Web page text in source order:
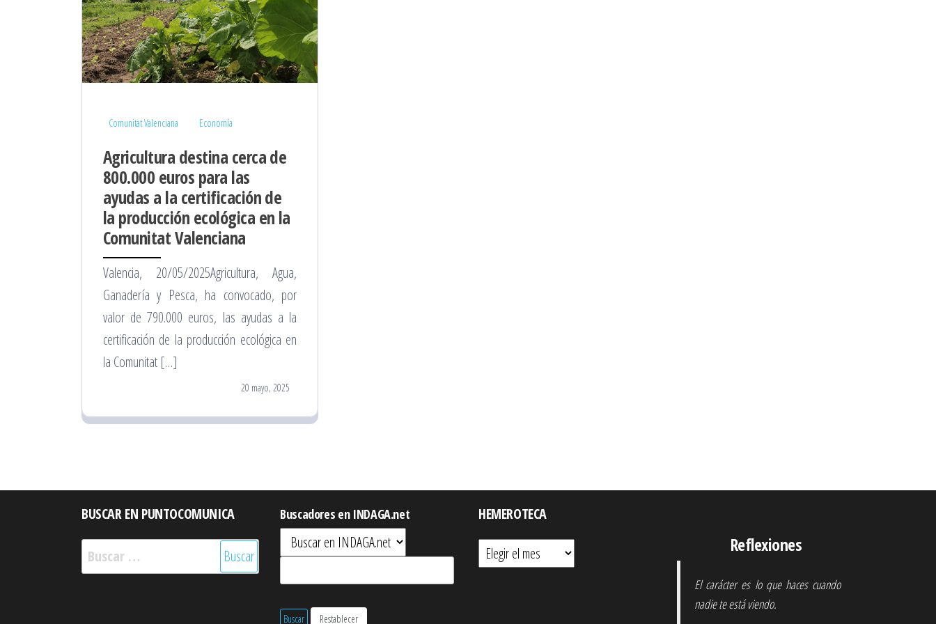
Comunitat Valenciana Economía
Agricultura destina cerca de
800.000 euros para las
ayudas a la certificación de
la producción ecológica en la
Comunitat Valenciana
Valencia, 20/05/2025Agricultura, Agua,
Ganadería y Pesca, ha convocado, por
valor de 790.000 euros, las ayudas a la
certificación de la producción ecológica en
la Comunitat […]
20 mayo, 2025
BUSCAR EN PUNTOCOMUNICA
Buscar:
Buscadores en INDAGA.net
HEMEROTECA
Hemeroteca
Reflexiones
El carácter es lo que haces cuando
nadie te está viendo.